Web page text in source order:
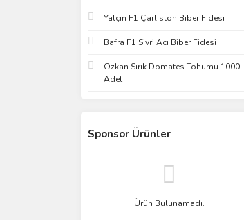
Yalçın F1 Çarliston Biber Fidesi
Bafra F1 Sivri Acı Biber Fidesi
Özkan Sırık Domates Tohumu 1000
Adet
Sponsor Ürünler
Ürün Bulunamadı.